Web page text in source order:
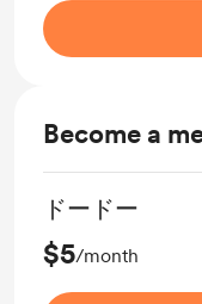
Become a
ドードー
$5/month